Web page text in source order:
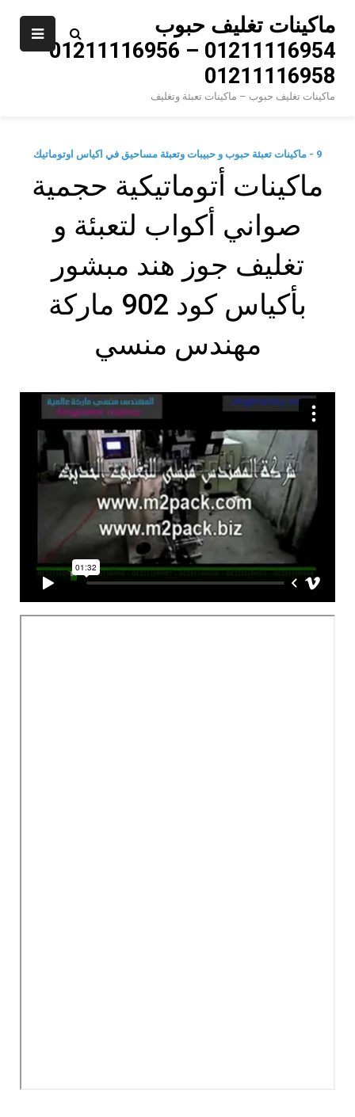
content
ماكينات تغليف حبوب
01211116954 – 01211116956 –
01211116958
ماكينات تغليف حبوب – ماكينات تعبئة وتغليف
9 - ماكينات تعبئة حبوب و حبيبات وتعبئة مساحيق في اكياس اوتوماتيك
ماكينات أتوماتيكية حجمية
صواني أكواب لتعبئة و
تغليف جوز هند مبشور
بأكياس كود 902 ماركة
مهندس منسي